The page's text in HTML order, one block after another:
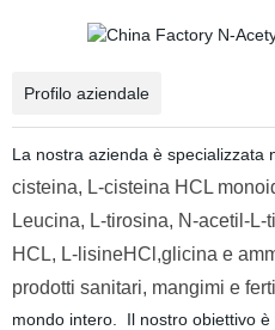
Profilo aziendale
La nostra azienda è
cisteina, L-cisteina HCL
Leucina, L-tirosina, N-acetil-
HCL, L-lisineHCl,glicina e
prodotti sanitari, mangimi e
mondo intero. Il nostro obiettivo